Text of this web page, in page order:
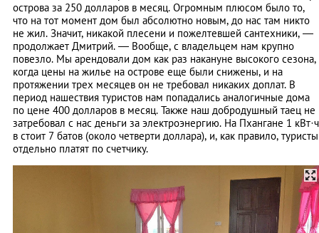
острова за 250 долларов в месяц. Огромным плюсом было то,
что на тот момент дом был абсолютно новым, до нас там никто
не жил. Значит, никакой плесени и пожелтевшей сантехники, —
продолжает Дмитрий. — Вообще, с владельцем нам крупно
повезло. Мы арендовали дом как раз накануне высокого сезона,
когда цены на жилье на острове еще были снижены, и на
протяжении трех месяцев он не требовал никаких доплат. В
период нашествия туристов нам попадались аналогичные дома
по цене 400 долларов в месяц. Также наш добродушный таец не
затребовал с нас деньги за электроэнергию. На Пхангане 1 кВт·ч
в стоит 7 батов (около четверти доллара), и, как правило, туристы
отдельно платят по счетчику.